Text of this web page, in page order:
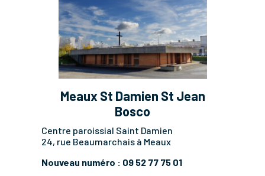
Meaux St Damien St Jean
Bosco
Centre paroissial Saint Damien
24, rue Beaumarchais à Meaux
Nouveau numéro : 09 52 77 75 01